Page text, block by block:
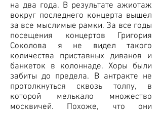
на два года. В результате ажиотаж
вокруг последнего концерта вышел
за все мыслимые рамки. За все годы
посещения концертов Григория
Соколова я не видел такого
количества приставных диванов и
банкеток в колоннаде. Хоры были
забиты до предела. В антракте не
протолкнуться сквозь толпу, в
которой мелькало множество
москвичей. Похоже, что они